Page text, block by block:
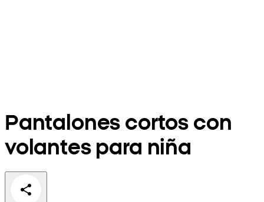
Pantalones cortos con
volantes para niña